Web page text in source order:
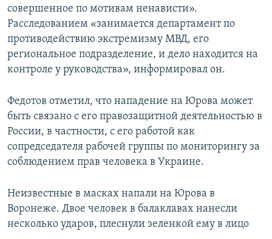
совершенное по мотивам ненависти».
Расследованием «занимается департамент по
противодействию экстремизму МВД, его
региональное подразделение, и дело находится на
контроле у руководства», информировал он.
Федотов отметил, что нападение на Юрова может
быть связано с его правозащитной деятельностью в
России, в частности, с его работой как
сопредседателя рабочей группы по мониторингу за
соблюдением прав человека в Украине.
Неизвестные в масках напали на Юрова в
Воронеже. Двое человек в балаклавах нанесли
несколько ударов, плеснули зеленкой ему в лицо